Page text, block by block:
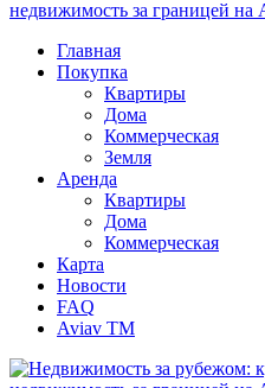
Главная
Покупка
Квартиры
Дома
Коммерческая
Земля
Аренда
Квартиры
Дома
Коммерческая
Карта
Новости
FAQ
Aviav TM